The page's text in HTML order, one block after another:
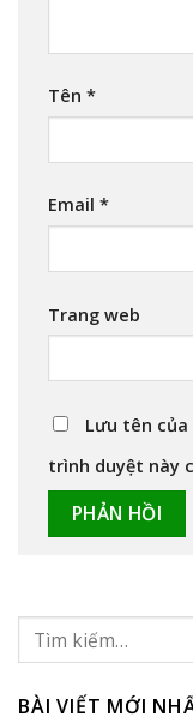
Tên *
Email *
Trang web
Lưu tên
trình duyệt này
BÀI VIẾT MỚI